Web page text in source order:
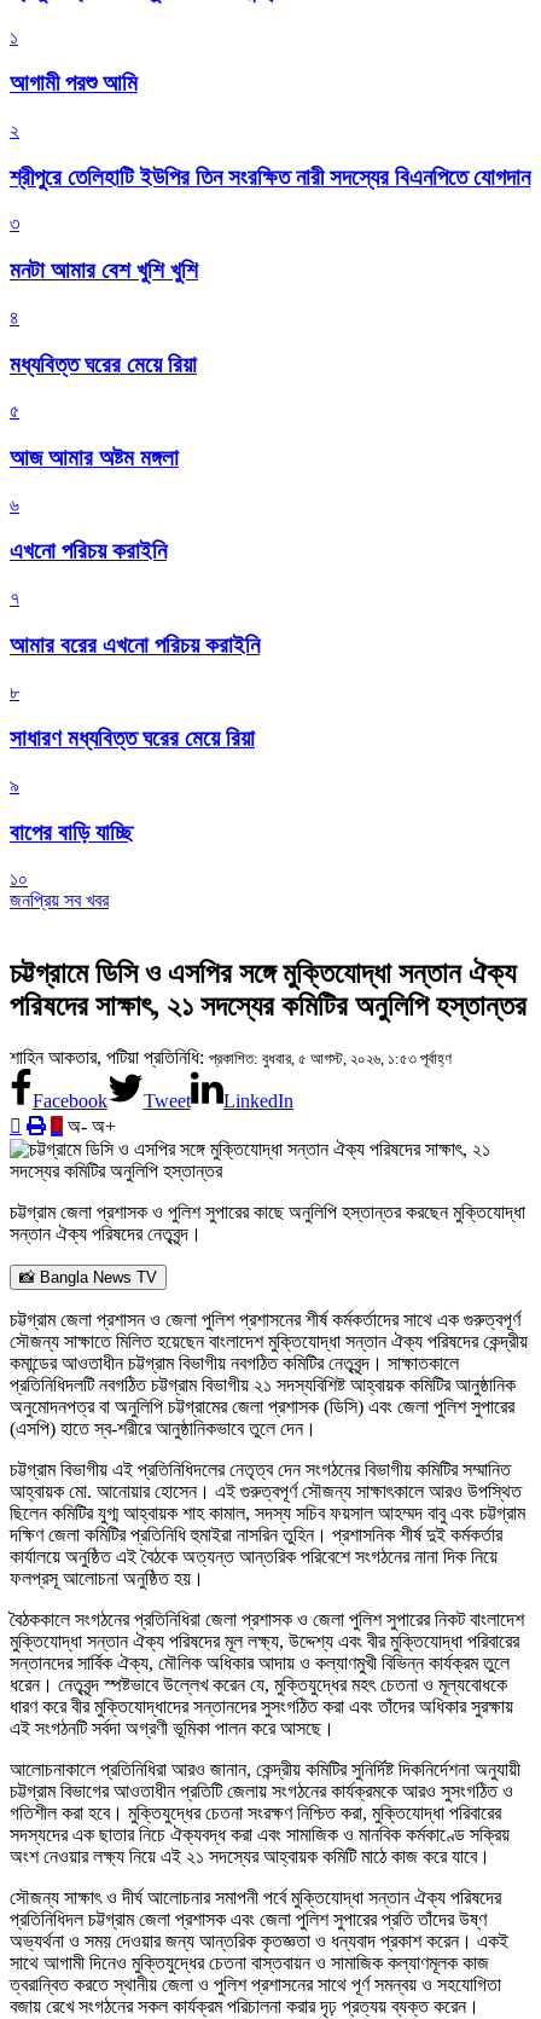
১
আগামী পরশু আমি
২
শ্রীপুরে তেলিহাটি ইউপির তিন সংরক্ষিত নারী সদস্যের বিএনপিতে যোগদান
৩
মনটা আমার বেশ খুশি খুশি
৪
মধ্যবিত্ত ঘরের মেয়ে রিয়া
৫
আজ আমার অষ্টম মঙ্গলা
৬
এখনো পরিচয় করাইনি
৭
আমার বরের এখনো পরিচয় করাইনি
৮
সাধারণ মধ্যবিত্ত ঘরের মেয়ে রিয়া
৯
বাপের বাড়ি যাচ্ছি
১০
জনপ্রিয় সব খবর
চট্টগ্রামে ডিসি ও এসপির সঙ্গে মুক্তিযোদ্ধা সন্তান ঐক্য
পরিষদের সাক্ষাৎ, ২১ সদস্যের কমিটির অনুলিপি হস্তান্তর
শাহিন আকতার, পটিয়া প্রতিনিধি: প্রকাশিত: বুধবার, ৫ আগস্ট, ২০২৬, ১:৫৩ পূর্বাহ্ণ
Facebook Tweet
LinkedIn
অ- অ+
চট্টগ্রাম জেলা প্রশাসক ও পুলিশ সুপারের কাছে অনুলিপি হস্তান্তর করছেন মুক্তিযোদ্ধা
সন্তান ঐক্য পরিষদের নেতৃবৃন্দ।
📸 Bangla News TV
চট্টগ্রাম জেলা প্রশাসন ও জেলা পুলিশ প্রশাসনের শীর্ষ কর্মকর্তাদের সাথে এক গুরুত্বপূর্ণ
সৌজন্য সাক্ষাতে মিলিত হয়েছেন বাংলাদেশ মুক্তিযোদ্ধা সন্তান ঐক্য পরিষদের কেন্দ্রীয়
কমান্ডের আওতাধীন চট্টগ্রাম বিভাগীয় নবগঠিত কমিটির নেতৃবৃন্দ। সাক্ষাতকালে
প্রতিনিধিদলটি নবগঠিত চট্টগ্রাম বিভাগীয় ২১ সদস্যবিশিষ্ট আহ্বায়ক কমিটির আনুষ্ঠানিক
অনুমোদনপত্র বা অনুলিপি চট্টগ্রামের জেলা প্রশাসক (ডিসি) এবং জেলা পুলিশ সুপারের
(এসপি) হাতে স্ব-শরীরে আনুষ্ঠানিকভাবে তুলে দেন।
চট্টগ্রাম বিভাগীয় এই প্রতিনিধিদলের নেতৃত্ব দেন সংগঠনের বিভাগীয় কমিটির সম্মানিত
আহ্বায়ক মো. আনোয়ার হোসেন। এই গুরুত্বপূর্ণ সৌজন্য সাক্ষাৎকালে আরও উপস্থিত
ছিলেন কমিটির যুগ্ম আহ্বায়ক শাহ কামাল, সদস্য সচিব ফয়সাল আহম্মদ বাবু এবং চট্টগ্রাম
দক্ষিণ জেলা কমিটির প্রতিনিধি হুমাইরা নাসরিন তুহিন। প্রশাসনিক শীর্ষ দুই কর্মকর্তার
কার্যালয়ে অনুষ্ঠিত এই বৈঠকে অত্যন্ত আন্তরিক পরিবেশে সংগঠনের নানা দিক নিয়ে
ফলপ্রসূ আলোচনা অনুষ্ঠিত হয়।
বৈঠককালে সংগঠনের প্রতিনিধিরা জেলা প্রশাসক ও জেলা পুলিশ সুপারের নিকট বাংলাদেশ
মুক্তিযোদ্ধা সন্তান ঐক্য পরিষদের মূল লক্ষ্য, উদ্দেশ্য এবং বীর মুক্তিযোদ্ধা পরিবারের
সন্তানদের সার্বিক ঐক্য, মৌলিক অধিকার আদায় ও কল্যাণমুখী বিভিন্ন কার্যক্রম তুলে
ধরেন। নেতৃবৃন্দ স্পষ্টভাবে উল্লেখ করেন যে, মুক্তিযুদ্ধের মহৎ চেতনা ও মূল্যবোধকে
ধারণ করে বীর মুক্তিযোদ্ধাদের সন্তানদের সুসংগঠিত করা এবং তাঁদের অধিকার সুরক্ষায়
এই সংগঠনটি সর্বদা অগ্রণী ভূমিকা পালন করে আসছে।
আলোচনাকালে প্রতিনিধিরা আরও জানান, কেন্দ্রীয় কমিটির সুনির্দিষ্ট দিকনির্দেশনা অনুযায়ী
চট্টগ্রাম বিভাগের আওতাধীন প্রতিটি জেলায় সংগঠনের কার্যক্রমকে আরও সুসংগঠিত ও
গতিশীল করা হবে। মুক্তিযুদ্ধের চেতনা সংরক্ষণ নিশ্চিত করা, মুক্তিযোদ্ধা পরিবারের
সদস্যদের এক ছাতার নিচে ঐক্যবদ্ধ করা এবং সামাজিক ও মানবিক কর্মকাণ্ডে সক্রিয়
অংশ নেওয়ার লক্ষ্য নিয়ে এই ২১ সদস্যের আহ্বায়ক কমিটি মাঠে কাজ করে যাবে।
সৌজন্য সাক্ষাৎ ও দীর্ঘ আলোচনার সমাপনী পর্বে মুক্তিযোদ্ধা সন্তান ঐক্য পরিষদের
প্রতিনিধিদল চট্টগ্রাম জেলা প্রশাসক এবং জেলা পুলিশ সুপারের প্রতি তাঁদের উষ্ণ
অভ্যর্থনা ও সময় দেওয়ার জন্য আন্তরিক কৃতজ্ঞতা ও ধন্যবাদ প্রকাশ করেন। একই
সাথে আগামী দিনেও মুক্তিযুদ্ধের চেতনা বাস্তবায়ন ও সামাজিক কল্যাণমূলক কাজ
ত্বরান্বিত করতে স্থানীয় জেলা ও পুলিশ প্রশাসনের সাথে পূর্ণ সমন্বয় ও সহযোগিতা
বজায় রেখে সংগঠনের সকল কার্যক্রম পরিচালনা করার দৃঢ় প্রত্যয় ব্যক্ত করেন।